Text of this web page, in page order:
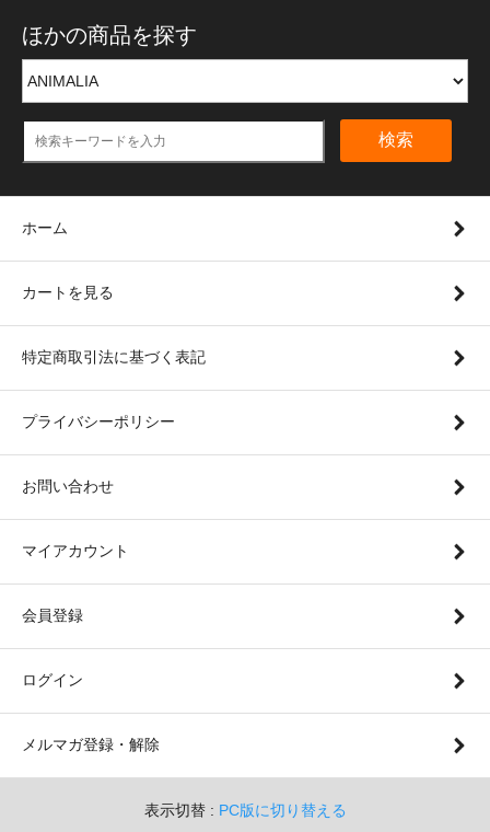
ほかの商品を探す
検索
ホーム
カートを見る
特定商取引法に基づく表記
プライバシーポリシー
お問い合わせ
マイアカウント
会員登録
ログイン
メルマガ登録・解除
表示切替 : PC版に切り替える